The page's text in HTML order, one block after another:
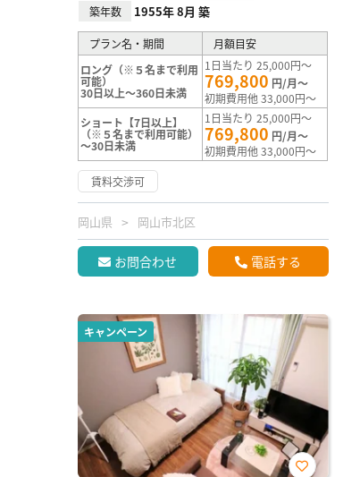
築年数 1955年 8月 築
プラン名・期間
月額目安
ロング（※５名まで利用
可能）
30日以上～360日未満
1日当たり 25,000円～
769,800 円/月～
初期費用他 33,000円～
ショート【7日以上】
（※５名まで利用可能）
～30日未満
1日当たり 25,000円～
769,800 円/月～
初期費用他 33,000円～
賃料交渉可
岡山県 岡山市北区
お問合わせ 電話する
キャンペーン